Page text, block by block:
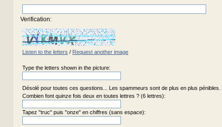
Verification:
Listen to the letters / Request another image
Type the letters shown in the picture:
Désolé pour toutes ces questions... Les spammeurs sont de plus en plus pénibles.
Combien font quinze fois deux en toutes lettres ? (6 lettres):
Tapez "truc" puis "onze" en chiffres (sans espace):